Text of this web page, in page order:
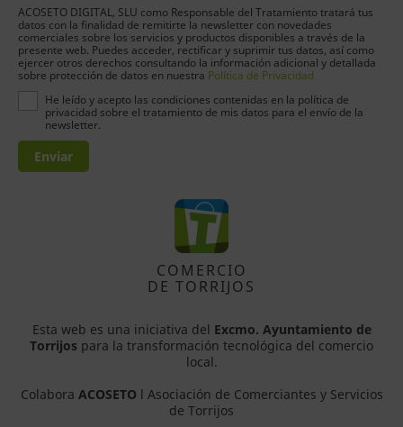
ACOSETO DIGITAL, SLU como Responsable del Tratamiento tratará tus
datos con la finalidad de remitirte la newsletter con novedades
comerciales sobre los servicios y productos disponibles a través de la
presente web. Puedes acceder, rectificar y suprimir tus datos, así como
ejercer otros derechos consultando la información adicional y detallada
sobre protección de datos en nuestra Política de Privacidad
He leído y acepto las condiciones contenidas en la política de
privacidad sobre el tratamiento de mis datos para el envío de la
newsletter.
Enviar
COMERCIO
DE TORRIJOS
Esta web es una iniciativa del Excmo. Ayuntamiento de
Torrijos para la transformación tecnológica del comercio
local.
Colabora ACOSETO l Asociación de Comerciantes y Servicios
de Torrijos